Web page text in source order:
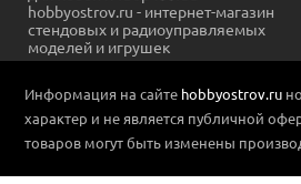
hobbyostrov.ru - интернет-магазин
стендовых и радиоуправляемых
моделей и игрушек
Информация на сайте hobbyostrov.ru
характер и не является публичной
товаров могут быть изменены